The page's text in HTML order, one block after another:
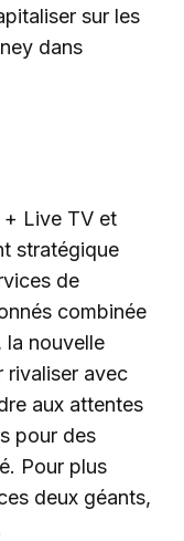
sur les
dans
+ Live TV et
stratégique
de
combinée
la nouvelle
rivaliser avec
aux attentes
pour des
Pour plus
deux géants,